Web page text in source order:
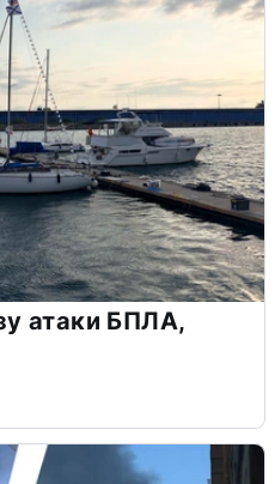
атаки БПЛА,